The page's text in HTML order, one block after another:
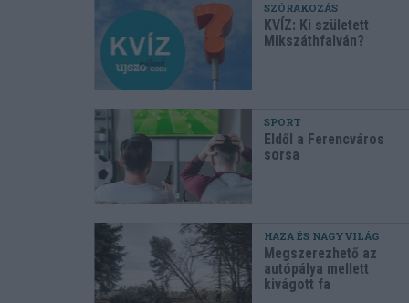
SZÓRAKOZÁS
KVÍZ: Ki született
Mikszáthfalván?
SPORT
Eldől a Ferencváros
sorsa
HAZA ÉS NAGYVILÁG
Megszerezhető az
autópálya mellett
kivágott fa